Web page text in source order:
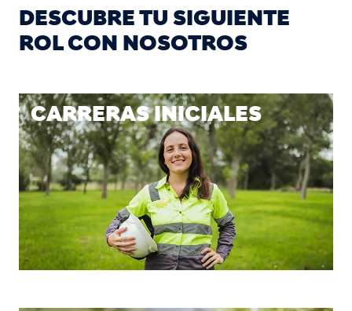
DESCUBRE TU SIGUIENTE
ROL CON NOSOTROS
CARRERAS INICIALES